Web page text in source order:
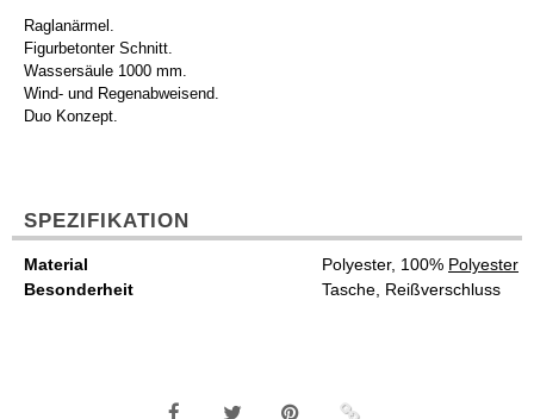
Raglanärmel.
Figurbetonter Schnitt.
Wassersäule 1000 mm.
Wind- und Regenabweisend.
Duo Konzept.
SPEZIFIKATION
Material Polyester, 100% Polyester
Besonderheit
Tasche, Reißverschluss